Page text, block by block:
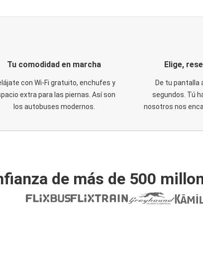
Tu comodidad en marcha
con Wi-Fi gratuito, enchufes y
extra para las piernas. Así son
los autobuses modernos.
Elige,
De tu pantalla
segundos. Tú
nosotros nos
de más de 500